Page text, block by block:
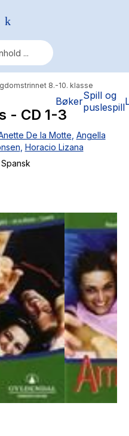
BøkerSpill og
puslespill
8.-10. klasse
- CD 1-3
De la Motte Angella
Horacio Lizana
, Spansk